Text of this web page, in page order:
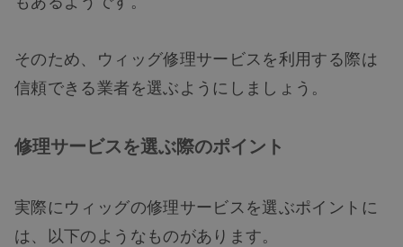
そのため、ウィッグ修理サービスを利用する際は
信頼できる業者を選ぶようにしましょう。
修理サービスを選ぶ際のポイント
実際にウィッグの修理サービスを選ぶポイントに
は、以下のようなものがあります。